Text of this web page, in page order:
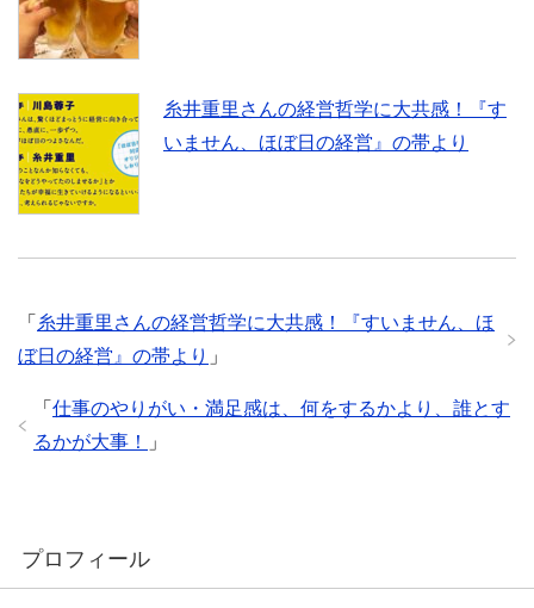
糸井重里さんの経営哲学に大共感！『す
いません、ほぼ日の経営』の帯より
「 糸井重里さんの経営哲学に大共感！『すいません、ほ
ぼ日の経営』の帯より 」
「 仕事のやりがい・満足感は、何をするかより、誰とす
るかが大事！
」
プロフィール